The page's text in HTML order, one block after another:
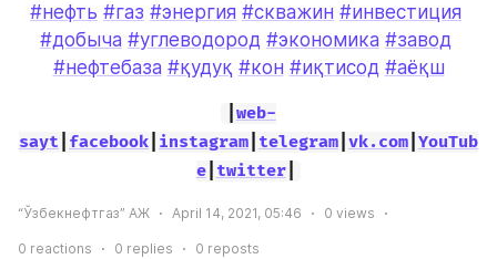
#нефть #газ #энергия #скважин #инвестиция
#добыча #углеводород #экономика #завод
#нефтебаза #қудуқ #кон #иқтисод #аёқш
web-
sayt facebook instagram telegram vk.com YouTub
e| twitter|
“Ўзбекнефтгаз” АЖ April 14, 2021, 05:46 0 views
0 reactions 0 replies 0 reposts